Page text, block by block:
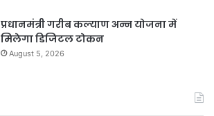
प्रधानमंत्री गरीब कल्याण अन्न योजना में
मिलेगा डिजिटल टोकन
August 5, 2026